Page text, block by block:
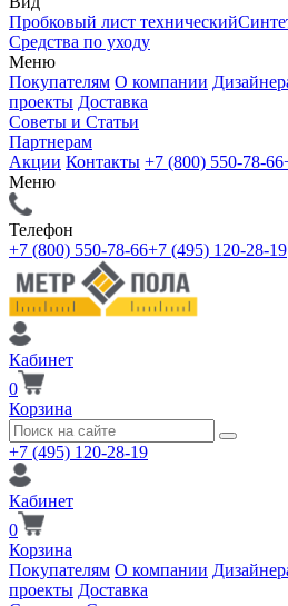
Пробковый лист технический
Средства по уходу
Меню
Покупателям О компании
проекты Доставка
Советы и Статьи
Партнерам
Акции Контакты +7 (800) 550-78-66
Меню
Телефон
+7 (800) 550-78-66+7 (495) 120-28-19
Кабинет
0
Корзина
+7 (495) 120-28-19
Кабинет
0
Корзина
Покупателям О компании
проекты Доставка